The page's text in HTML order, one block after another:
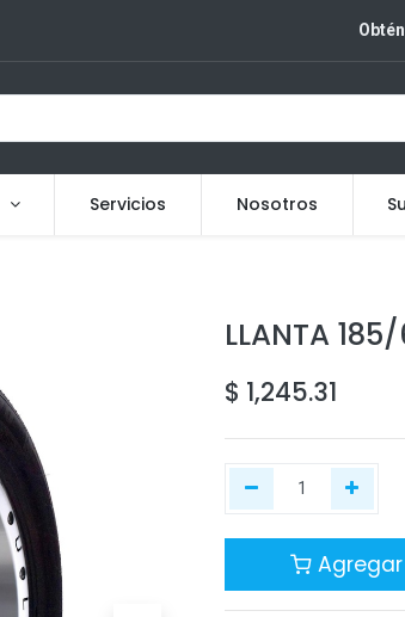
Servicios Nosotros
LLANTA
$ 1,245.31